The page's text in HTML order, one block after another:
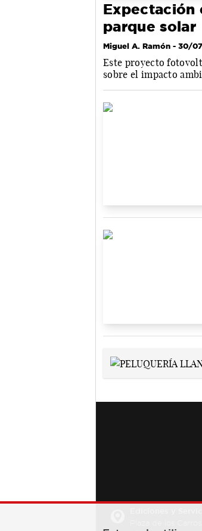
Expectación
parque solar
Miguel A. Ramón - 30/
Este proyecto
sobre el impacto